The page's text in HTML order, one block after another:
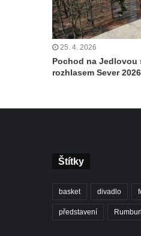
25. 4. 2026
Pochod na Jedlovou
rozhlasem Sever 2026
Štítky
basket divadlo
představení